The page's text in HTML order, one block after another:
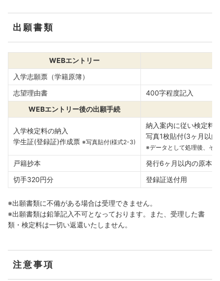
出願書類
WEBエントリー
入学志願票（学籍原簿）
志望理由書
400字程度記入
WEBエントリー後の出願手続
入学検定料の納入
学生証(登録証)作成票 ※写真貼付(様式2-3)
納⼊案内に従い検定料
写真1枚貼付(3ヶ月以
※データとして処理後、そ
戸籍抄本
発行6ヶ月以内の原本1
切手320円分
登録証送付用
※出願書類に不備がある場合は受理できません。
※出願書類は鉛筆記入不可となっております。また、受理した書
類・検定料は⼀切い返還いたしません。
注意事項